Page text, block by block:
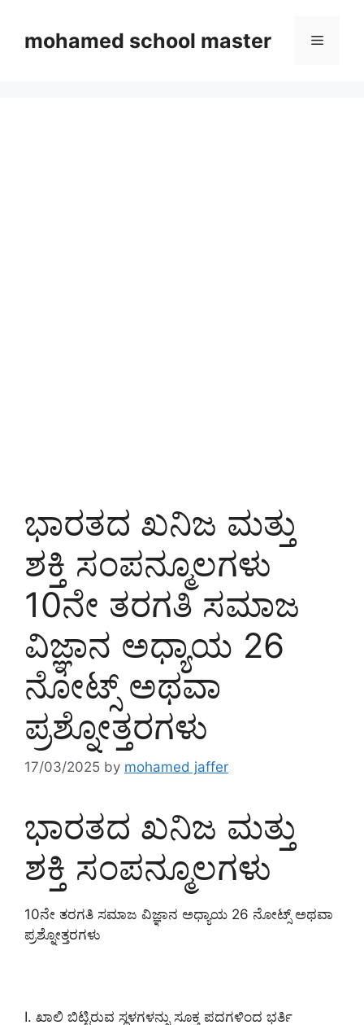
contentmohamed school master Menu
ಭಾರತದ ಖನಿಜ ಮತ್ತು
ಶಕ್ತಿ ಸಂಪನ್ಮೂಲಗಳು
10ನೇ ತರಗತಿ ಸಮಾಜ
ವಿಜ್ಞಾನ ಅಧ್ಯಾಯ 26
ನೋಟ್ಸ್ ಅಥವಾ
ಪ್ರಶ್ನೋತ್ತರಗಳು
17/03/2025 by mohamed jaffer
ಭಾರತದ ಖನಿಜ ಮತ್ತು
ಶಕ್ತಿ ಸಂಪನ್ಮೂಲಗಳು
10ನೇ ತರಗತಿ ಸಮಾಜ ವಿಜ್ಞಾನ ಅಧ್ಯಾಯ 26 ನೋಟ್ಸ್ ಅಥವಾ
ಪ್ರಶ್ನೋತ್ತರಗಳು
I. ಖಾಲಿ ಬಿಟ್ಟಿರುವ ಸ್ಥಳಗಳನ್ನು ಸೂಕ್ತ ಪದಗಳಿಂದ ಭರ್ತಿ